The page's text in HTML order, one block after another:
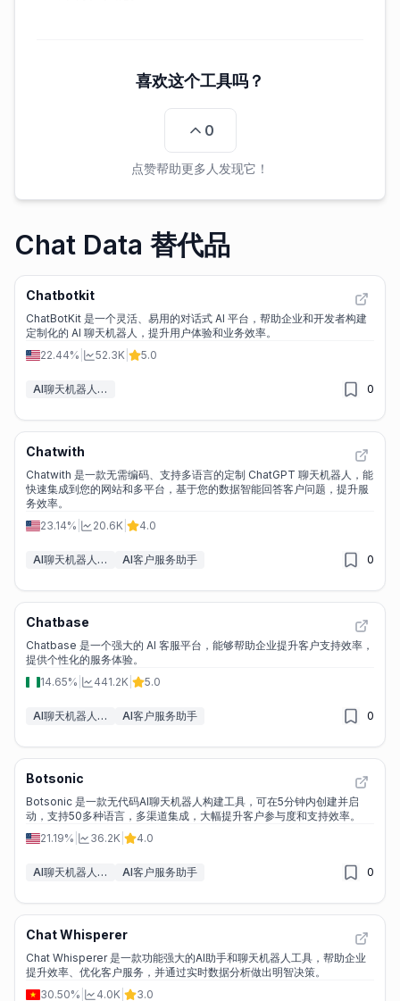
喜欢这个工具吗？
0
点赞帮助更多人发现它！
Chat Data 替代品
Chatbotkit
ChatBotKit 是一个灵活、易用的对话式 AI 平台，帮助企业和开发者构建
定制化的 AI 聊天机器人，提升用户体验和业务效率。
22.44%
52.3K 5.0
AI聊天机器人构建工具 0
Chatwith
Chatwith 是一款无需编码、支持多语言的定制 ChatGPT 聊天机器人，能
快速集成到您的网站和多平台，基于您的数据智能回答客户问题，提升服
务效率。
23.14%
20.6K 4.0
AI聊天机器人构建工具 AI客户服务助手 0
Chatbase
Chatbase 是一个强大的 AI 客服平台，能够帮助企业提升客户支持效率，
提供个性化的服务体验。
14.65%
441.2K 5.0
AI聊天机器人构建工具 AI客户服务助手 0
Botsonic
Botsonic 是一款无代码AI聊天机器人构建工具，可在5分钟内创建并启
动，支持50多种语言，多渠道集成，大幅提升客户参与度和支持效率。
21.19%
36.2K 4.0
AI聊天机器人构建工具 AI客户服务助手 0
Chat Whisperer
Chat Whisperer 是一款功能强大的AI助手和聊天机器人工具，帮助企业
提升效率、优化客户服务，并通过实时数据分析做出明智决策。
30.50%
4.0K 3.0